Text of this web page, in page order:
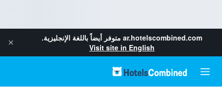
ar.hotelscombined.com متوفر أيضاً باللغة الإنجليزية.
Visit site in English